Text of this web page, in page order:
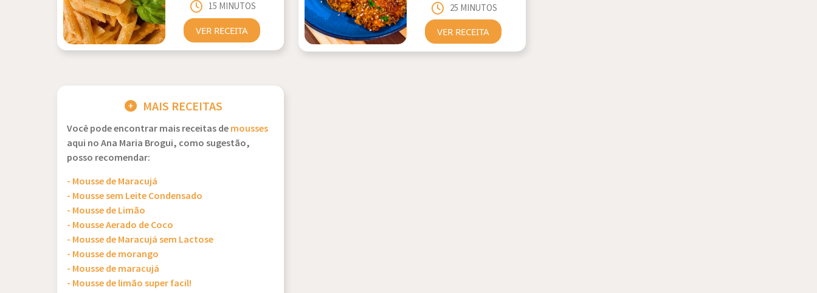
15 MINUTOS
VER RECEITA
25 MINUTOS
VER RECEITA
MAIS RECEITAS
Você pode encontrar mais receitas demousses
aqui no Ana Maria Brogui, como sugestão,
posso recomendar:
- Mousse de Maracujá
- Mousse sem Leite Condensado
- Mousse de Limão
- Mousse Aerado de Coco
- Mousse de Maracujá sem Lactose
- Mousse de morango
- Mousse de maracujá
- Mousse de limão super facil!